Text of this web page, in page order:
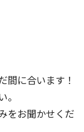
間に合います！
をお聞かせくだ